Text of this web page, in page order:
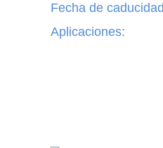
Fecha de
POST-
Débil